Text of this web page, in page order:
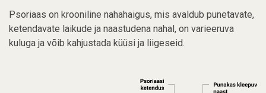
Psoriaas on krooniline nahahaigus, mis avaldub punetavate,
ketendavate laikude ja naastudena nahal, on varieeruva
kuluga ja võib kahjustada küüsi ja liigeseid.